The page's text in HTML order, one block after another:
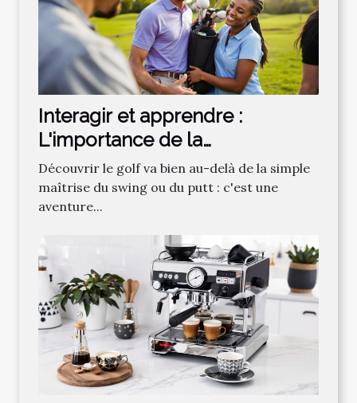
Interagir et apprendre :
L'importance de la
communauté dans
l'apprentissage du golf
Découvrir le golf va bien au-delà de la simple
maîtrise du swing ou du putt : c'est une
aventure...